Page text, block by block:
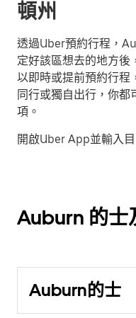
頓州
透過Uber預約行程，
定好該區想去的地方後
以即時或提前預約行程
同行或獨自出行，你
項。
開啟Uber App並輸入
Auburn 的士
Auburn的士